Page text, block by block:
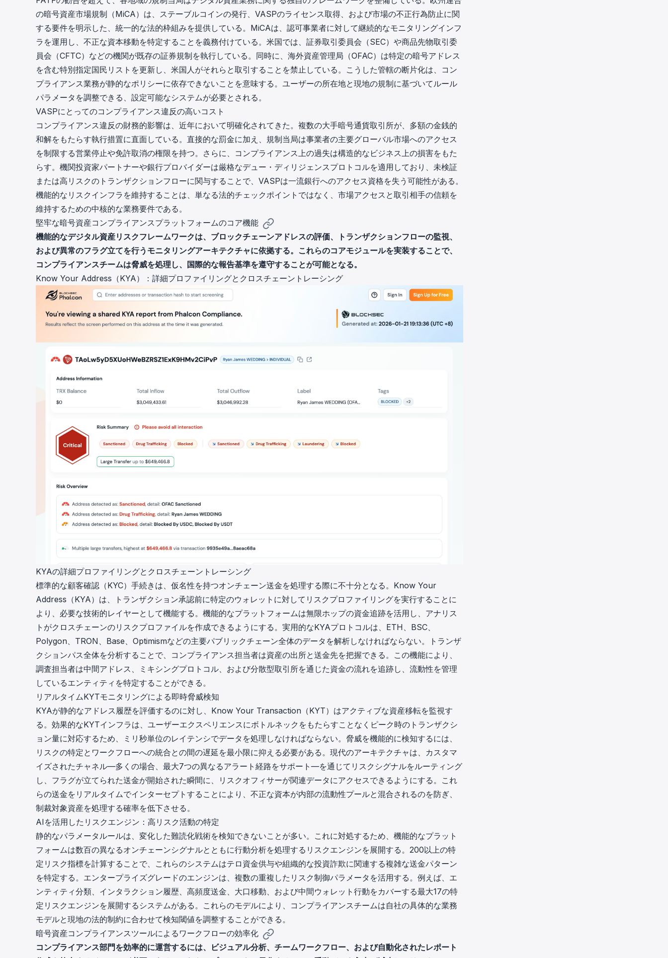
の暗号資産市場規制（MiCA）は、ステーブルコインの発行、VASPのライセンス取得、および市場の不正行為防止に関
する要件を明示した、統一的な法的枠組みを提供している。MiCAは、認可事業者に対して継続的なモニタリングインフ
ラ を運用し、不正な資本移動を特定することを義務付けている。米国では、証券取引委員会（SEC）や商品先物取引委
員会（CFTC）などの機関が既存の証券規制を執行している。同時に、海外資産管理局（OFAC）は特定の暗号アドレス
を含む特別指定国民リストを更新し、米国人がそれらと取引することを禁止している。こうした管轄の断片化は、コン
プライアンス業務が静的なポリシーに依存できないことを意味する。ユーザーの所在地と現地の規制に基づいてルール
パラメータを調整できる、設定可能なシステムが必要とされる。
VASPにとってのコンプライアンス違反の高いコスト
コンプライアンス違反の財務的影響は、近年において明確化されてきた。複数の大手暗号通貨取引所が、多額の金銭的
和解をもたらす執行措置に直面している。直接的な罰金に加え、規制当局は事業者の主要グローバル市場へのアクセス
を制限する営業停止や免許取消の権限を持つ。さらに、コンプライアンス上の過失は構造的なビジネス上の損害をもた
らす。機関投資家パートナーや銀行プロバイダーは厳格なデュー・ディリジェンスプロトコルを適用しており、未検証
または高リスクのトランザクションフローに関与することで、VASPは一流銀行へのアクセス資格を失う可能性がある。
機能的なリスクインフラを維持することは、単なる法的チェックポイントではなく、市場アクセスと取引相手の信頼を
維持するための中核的な業務要件である。
堅牢な暗号資産コンプライアンスプラットフォームのコア機能
機能的なデジタル資産リスクフレームワークは、ブロックチェーンアドレスの評価、トランザクションフローの監視、
および異常のフラグ立てを行うモニタリングアーキテクチャに依拠する。これらのコアモジュールを実装することで、
コンプライアンスチームは脅威を処理し、国際的な報告基準を遵守することが可能となる。
Know Your Address（KYA）：詳細プロファイリングとクロスチェーントレーシング
KYAの詳細プロファイリングとクロスチェーントレーシング
標準的な顧客確認（KYC）手続きは、仮名性を持つオンチェーン送金を処理する際に不十分となる。 Know Your
Address（KYA） は、トランザクション承認前に特定のウォレットに対してリスクプロファイリングを実行することに
より、必要な技術的レイヤーとして機能する。機能的なプラットフォームは無限ホップの資金追跡を活用し、アナリス
トがクロスチェーンのリスクプロファイルを作成できるようにする。実用的なKYAプロトコルは、ETH、BSC、
Polygon、TRON、Base、Optimismなどの主要パブリックチェーン全体のデータを解析しなければならない。トランザ
クションパス全体を分析することで、コンプライアンス担当者は資産の出所と送金先を把握できる。この機能により、
調査担当者は中間アドレス、ミキシングプロトコル、および分散型取引所を通じた資金の流れを追跡し、流動性を管理
しているエンティティを特定することができる。
リアルタイムKYTモニタリングによる即時脅威検知
KYAが静的なアドレス履歴を評価するのに対し、 Know Your Transaction（KYT） はアクティブな資産移転を監視す
る。効果的なKYTインフラは、ユーザーエクスペリエンスにボトルネックをもたらすことなくピーク時のトランザクシ
ョン量に対応するため、ミリ秒単位のレイテンシでデータを処理しなければならない。脅威を機能的に検知するには、
リスクの特定とワークフローへの統合との間の遅延を最小限に抑える必要がある。現代のアーキテクチャは、カスタマ
イズされたチャネル—多くの場合、最大7つの異なるアラート経路をサポート—を通じてリスクシグナルをルーティング
し、フラグが立てられた送金が開始された瞬間に、リスクオフィサーが関連データにアクセスできるようにする。これ
らの送金をリアルタイムでインターセプトすることにより、不正な資本が内部の流動性プールと混合されるのを防ぎ、
制裁対象資産を処理する確率を低下させる。
AIを活用したリスクエンジン：高リスク活動の特定
静的なパラメータルールは、変化した難読化戦術を検知できないことが多い。これに対処するため、機能的なプラット
フォームは数百の異なるオンチェーンシグナルとともに行動分析を処理するリスクエンジンを展開する。200以上の特
定リスク指標を計算することで、これらのシステムはテロ資金供与や組織的な投資詐欺に関連する複雑な送金パターン
を特定する。エンタープライズグレードのエンジンは、複数の重複したリスク制御パラメータを活用する。例えば、エ
ンティティ分類、インタラクション履歴、高頻度送金、大口移動、および中間ウォレット行動をカバーする最大17の特
定リスクエンジンを展開するシステムがある。これらのモデルにより、コンプライアンスチームは自社の具体的な業務
モデルと現地の法的制約に合わせて検知閾値を調整することができる。
暗号資産コンプライアンスツールによるワークフローの効率化
コンプライアンス部門を効率的に運営するには、ビジュアル分析、チームワークフロー、および自動化されたレポート